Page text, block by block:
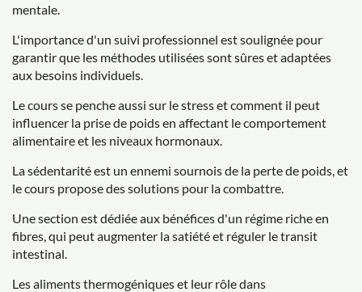
mentale.
L'importance d'un suivi professionnel est soulignée pour
garantir que les méthodes utilisées sont sûres et adaptées
aux besoins individuels.
Le cours se penche aussi sur le stress et comment il peut
influencer la prise de poids en affectant le comportement
alimentaire et les niveaux hormonaux.
La sédentarité est un ennemi sournois de la perte de poids, et
le cours propose des solutions pour la combattre.
Une section est dédiée aux bénéfices d'un régime riche en
fibres, qui peut augmenter la satiété et réguler le transit
intestinal.
Les aliments thermogéniques et leur rôle dans